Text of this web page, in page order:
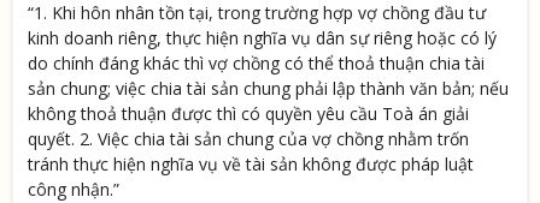
“1. Khi hôn nhân tồn tại, trong trường hợp vợ chồng đầu tư
kinh doanh riêng, thực hiện nghĩa vụ dân sự riêng hoặc có lý
do chính đáng khác thì vợ chồng có thể thoả thuận chia tài
sản chung; việc chia tài sản chung phải lập thành văn bản; nếu
không thoả thuận được thì có quyền yêu cầu Toà án giải
quyết. 2. Việc chia tài sản chung của vợ chồng nhằm trốn
tránh thực hiện nghĩa vụ về tài sản không được pháp luật
công nhận.”